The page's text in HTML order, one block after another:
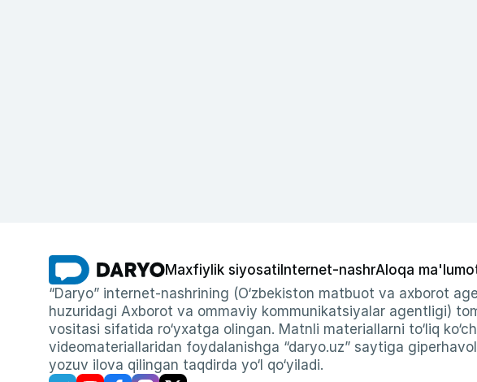
Maxfiylik siyosati Internet-nashrAloqa
“Daryo” internet-nashrining (O‘zbekiston matbuot va axborot
huzuridagi Axborot va ommaviy kommunikatsiyalar agentligi)
vositasi sifatida ro‘yxatga olingan. Matnli materiallarni to‘liq
videomateriallaridan foydalanishga “daryo.uz” saytiga
yozuv ilova qilingan taqdirda yo‘l qo‘yiladi.